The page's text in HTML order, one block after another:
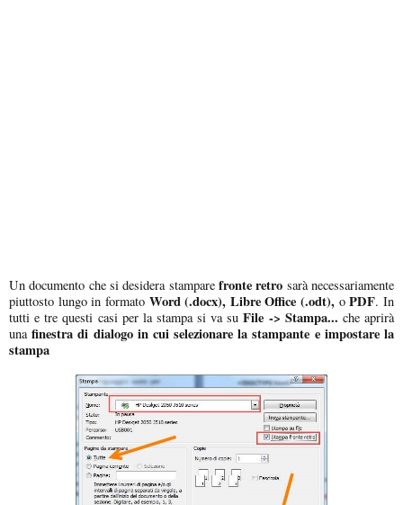
Un documento che si desidera stampare fronte retro sarà necessariamente
piuttosto lungo in formato Word (.docx), Libre Office (.odt), oPDF. In
tutti e tre questi casi per la stampa si va su File -> Stampa... che aprirà
unafinestra di dialogo in cui selezionare la stampante e impostare la
stampa